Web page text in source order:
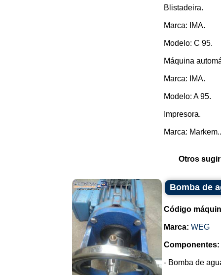
Blistadeira.
Marca: IMA.
Modelo: C 95.
Máquina
Marca: IMA.
Modelo: A 95.
Impresora.
Marca:
Otros
Bomba de
Código
Marca: WEG
Componentes:
- Bomba de